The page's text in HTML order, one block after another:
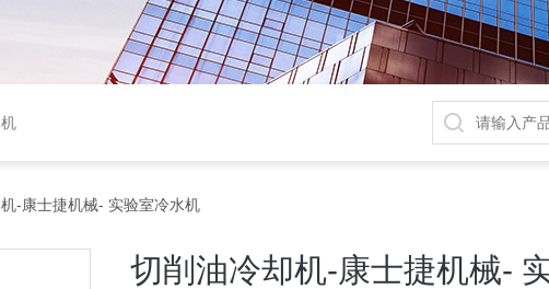
-康士捷机械- 实验室冷水机
切削油冷却机-康士捷机械-